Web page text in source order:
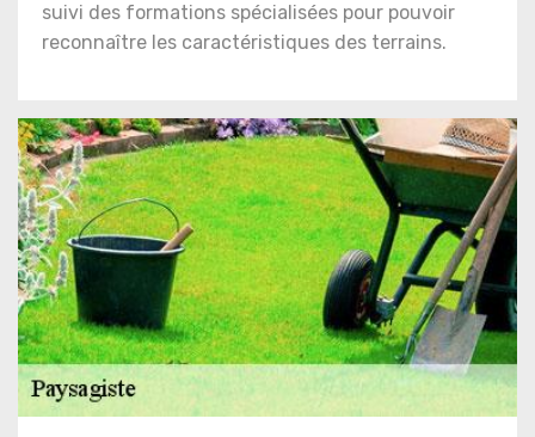
suivi des formations spécialisées pour pouvoir
reconnaître les caractéristiques des terrains.